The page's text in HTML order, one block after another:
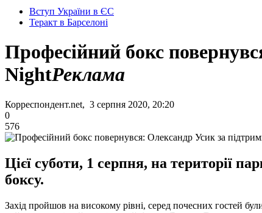
Вступ України в ЄС
Теракт в Барселоні
Професійний бокс
NightРеклама
Корреспондент.net, 3 серпня 2020, 20:20
0
576
Цієї суботи, 1 серпня, на території
боксу.
Захід пройшов на високому рівні, серед почесних гостей